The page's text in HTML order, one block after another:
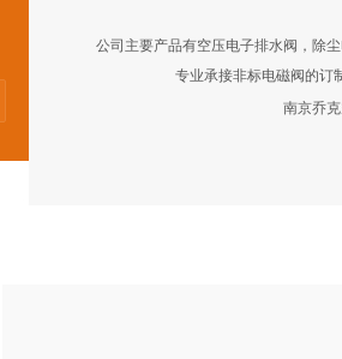
公司主要产品有空压电子排水阀，除尘
专业承接非标电磁阀的订
南京乔克